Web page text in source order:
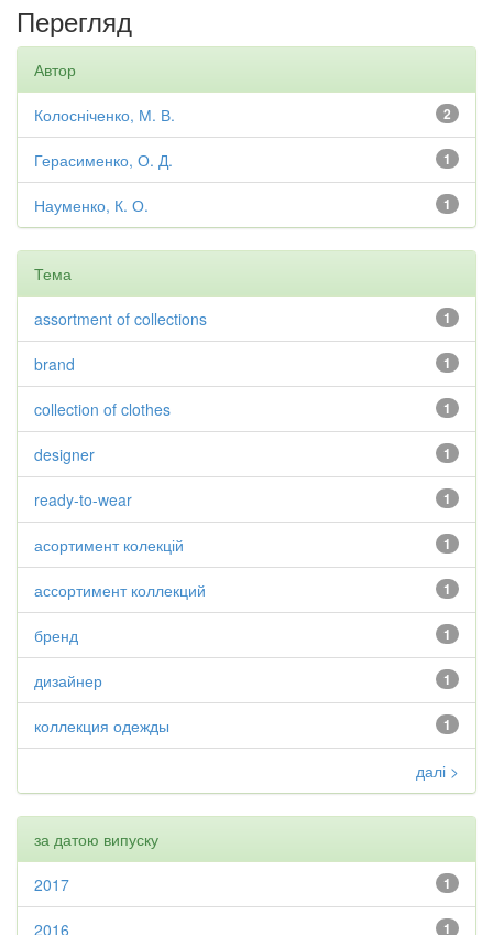
Перегляд
Автор
2
Колосніченко, М. В.
1
Герасименко, О. Д.
1
Науменко, К. О.
Тема
1
assortment of collections
1
brand
1
collection of clothes
1
designer
1
ready-to-wear
1
асортимент колекцій
1
ассортимент коллекций
1
бренд
1
дизайнер
1
коллекция одежды
далі >
за датою випуску
1
2017
1
2016